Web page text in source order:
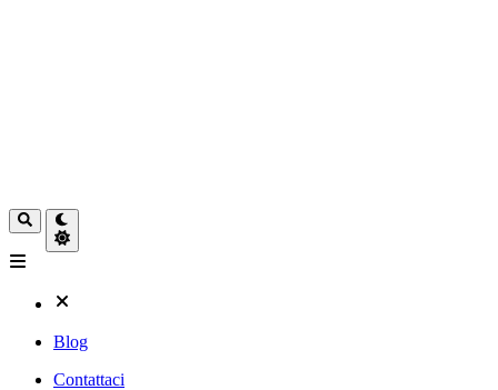
Blog
Contattaci